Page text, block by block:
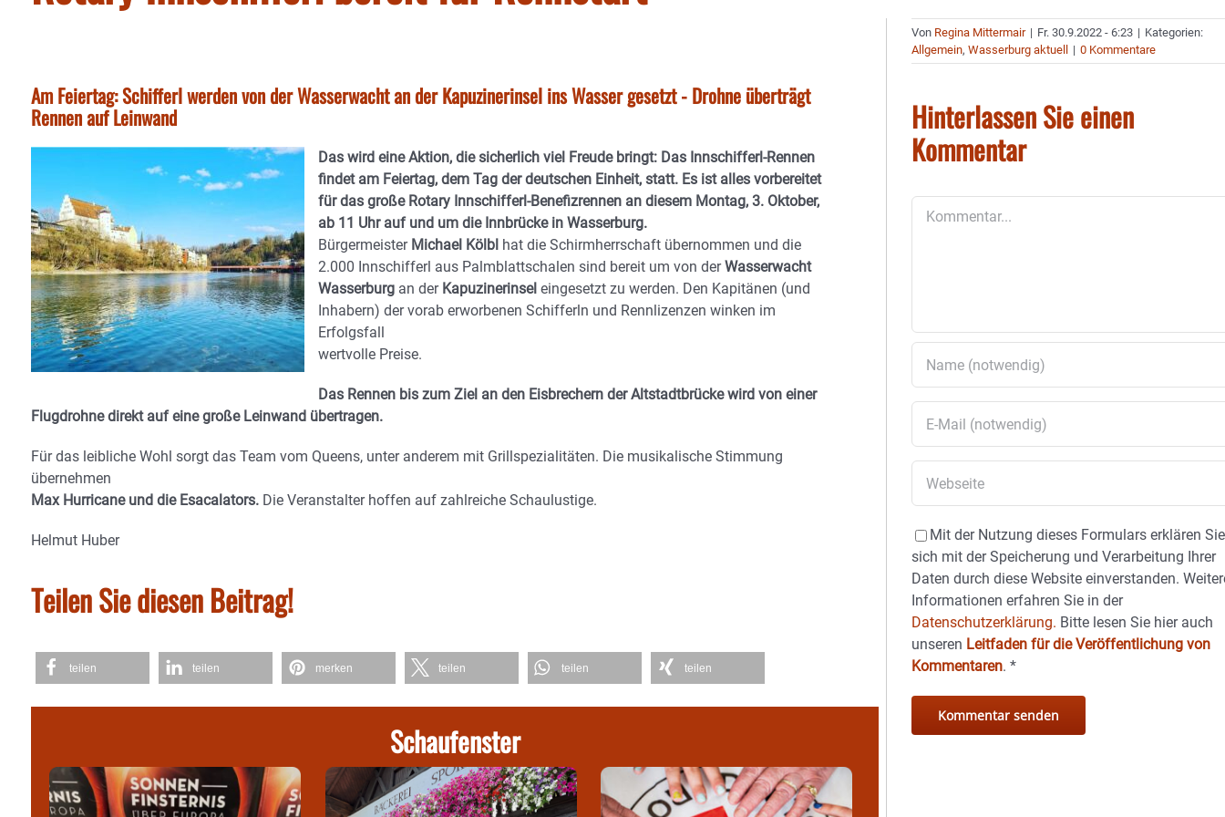
Am Feiertag: Schifferl werden von der Wasserwacht an der Kapuzinerinsel ins Wasser gesetzt - Drohne überträgt
Rennen auf Leinwand
Das wird eine Aktion, die sicherlich viel Freude bringt: Das Innschifferl-Rennen
findet am Feiertag, dem Tag der deutschen Einheit, statt. Es ist alles vorbereitet
für das große Rotary Innschifferl-Benefizrennen an diesem Montag, 3. Oktober,
ab 11 Uhr auf und um die Innbrücke in Wasserburg.
Bürgermeister Michael Kölbl hat die Schirmherrschaft übernommen und die
2.000 Innschifferl aus Palmblattschalen sind bereit um von derWasserwacht
Wasserburg an der Kapuzinerinsel eingesetzt zu werden. Den Kapitänen (und
Inhabern) der vorab erworbenen Schifferln und Rennlizenzen winken im
Erfolgsfall
wertvolle Preise.
Das Rennen bis zum Ziel an den Eisbrechern der Altstadtbrücke wird von einer
Flugdrohne direkt auf eine große Leinwand übertragen.
Für das leibliche Wohl sorgt das Team vom Queens, unter anderem mit Grillspezialitäten. Die musikalische Stimmung
übernehmen
Max Hurricane und die Esacalators. Die Veranstalter hoffen auf zahlreiche Schaulustige.
Helmut Huber
Teilen Sie diesen Beitrag!
teilen teilen merken teilen teilen teilen
Schaufenster
Von Regina Mittermair | Fr. 30.9.2022 - 6:23 | Kategorien:
Allgemein,Wasserburg aktuell | 0 Kommentare
Hinterlassen Sie einen
Kommentar
Mit der Nutzung dieses Formulars erklären Sie
sich mit der Speicherung und Verarbeitung Ihrer
Daten durch diese Website einverstanden.
Informationen erfahren Sie in der
Datenschutzerklärung. Bitte lesen Sie hier auch
unseren Leitfaden für die Veröffentlichung von
Kommentaren.*